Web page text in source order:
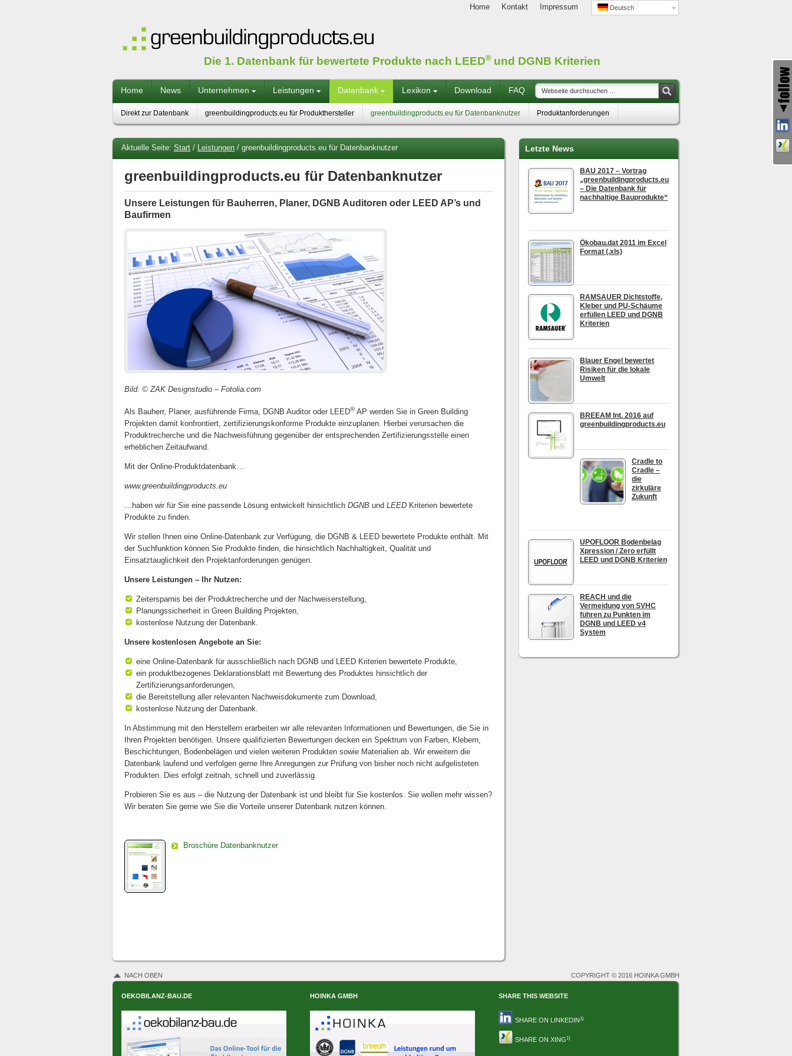
Home Kontakt Impressum Deutsch
Die 1. Datenbank für bewertete Produkte nach LEED® und DGNB Kriterien
Home News Unternehmen Leistungen Datenbank Lexikon Download FAQ
Direkt zur Datenbank greenbuildingproducts.eu für Produkthersteller greenbuildingproducts.eu für Datenbanknutzer Produktanforderungen
Aktuelle Seite: Start / Leistungen / greenbuildingproducts.eu für Datenbanknutzer
greenbuildingproducts.eu für Datenbanknutzer
Unsere Leistungen für Bauherren, Planer, DGNB Auditoren oder LEED AP’s und
Baufirmen
Bild: © ZAK Designstudio – Fotolia.com
Als Bauherr, Planer, ausführende Firma, DGNB Auditor oder LEED® AP werden Sie in Green Building
Projekten damit konfrontiert, zertifizierungskonforme Produkte einzuplanen. Hierbei verursachen die
Produktrecherche und die Nachweisführung gegenüber der entsprechenden Zertifizierungsstelle einen
erheblichen Zeitaufwand.
Mit der Online-Produktdatenbank…
www.greenbuildingproducts.eu
…haben wir für Sie eine passende Lösung entwickelt hinsichtlich DGNB und LEED Kriterien bewertete
Produkte zu finden.
Wir stellen Ihnen eine Online-Datenbank zur Verfügung, die DGNB & LEED bewertete Produkte enthält. Mit
der Suchfunktion können Sie Produkte finden, die hinsichtlich Nachhaltigkeit, Qualität und
Einsatztauglichkeit den Projektanforderungen genügen.
Unsere Leistungen – Ihr Nutzen:
Zeitersparnis bei der Produktrecherche und der Nachweiserstellung,
Planungssicherheit in Green Building Projekten,
kostenlose Nutzung der Datenbank.
Unsere kostenlosen Angebote an Sie:
eine Online-Datenbank für ausschließlich nach DGNB und LEED Kriterien bewertete Produkte,
ein produktbezogenes Deklarationsblatt mit Bewertung des Produktes hinsichtlich der
Zertifizierungsanforderungen,
die Bereitstellung aller relevanten Nachweisdokumente zum Download,
kostenlose Nutzung der Datenbank.
In Abstimmung mit den Herstellern erarbeiten wir alle relevanten Informationen und Bewertungen, die Sie in
Ihren Projekten benötigen. Unsere qualifizierten Bewertungen decken ein Spektrum von Farben, Klebern,
Beschichtungen, Bodenbelägen und vielen weiteren Produkten sowie Materialien ab. Wir erweitern die
Datenbank laufend und verfolgen gerne Ihre Anregungen zur Prüfung von bisher noch nicht aufgelisteten
Produkten. Dies erfolgt zeitnah, schnell und zuverlässig.
Probieren Sie es aus – die Nutzung der Datenbank ist und bleibt für Sie kostenlos. Sie wollen mehr wissen?
Wir beraten Sie gerne wie Sie die Vorteile unserer Datenbank nutzen können.
Broschüre Datenbanknutzer
Letzte News
BAU 2017 – Vortrag
„greenbuildingproducts.eu
– Die Datenbank für
nachhaltige Bauprodukte“
Ökobau.dat 2011 im Excel
Format (.xls)
RAMSAUER Dichtstoffe,
Kleber und PU-Schäume
erfüllen LEED und DGNB
Kriterien
Blauer Engel bewertet
Risiken für die lokale
Umwelt
BREEAM Int. 2016 auf
greenbuildingproducts.eu
Cradle to
Cradle –
die
zirkuläre
Zukunft
UPOFLOOR Bodenbelag
Xpression / Zero erfüllt
LEED und DGNB Kriterien
REACH und die
Vermeidung von SVHC
führen zu Punkten im
DGNB und LEED v4
System
NACH OBEN COPYRIGHT © 2016 HOINKA GMBH
OEKOBILANZ-BAU.DE HOINKA GMBH SHARE THIS WEBSITE
SHARE ON LINKEDIN1)
SHARE ON XING1)